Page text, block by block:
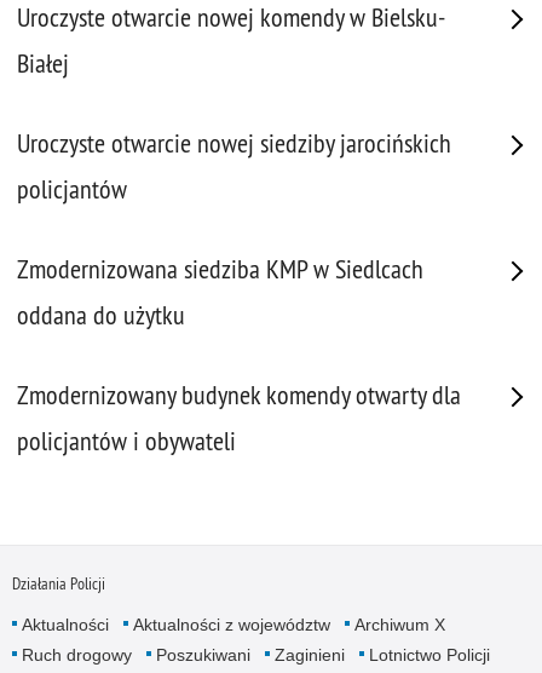
Uroczyste otwarcie nowej komendy w Bielsku-
Białej
Uroczyste otwarcie nowej siedziby jarocińskich
policjantów
Zmodernizowana siedziba KMP w Siedlcach
oddana do użytku
Zmodernizowany budynek komendy otwarty dla
policjantów i obywateli
Działania Policji
Aktualności Aktualności z województw
Archiwum X
Ruch drogowy
Poszukiwani Zaginieni
Lotnictwo Policji